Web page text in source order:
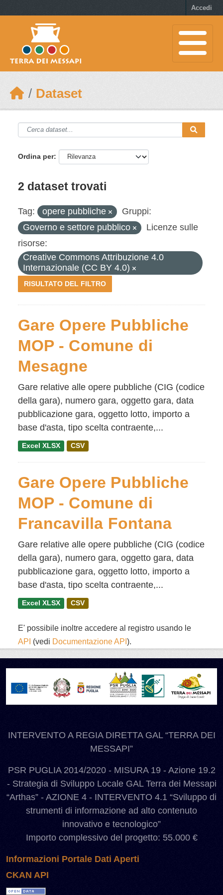
Accedi
Dataset
Ordina per
2 dataset trovati
Tag: opere pubbliche
Gruppi:
Governo e settore pubblico
Licenze sulle
risorse:
Creative Commons Attribuzione 4.0
Internazionale (CC BY 4.0)
RISULTATO DEL FILTRO
Gare Opere Pubbliche
MOP - Comune di
Mesagne
Gare relative alle opere pubbliche (CIG (codice
della gara), numero gara, oggetto gara, data
pubblicazione gara, oggetto lotto, importo a
base d'asta, tipo scelta contraente,...
Excel XLSX CSV
Gare Opere Pubbliche
MOP - Comune di
Francavilla Fontana
Gare relative alle opere pubbliche (CIG (codice
della gara), numero gara, oggetto gara, data
pubblicazione gara, oggetto lotto, importo a
base d'asta, tipo scelta contraente,...
Excel XLSX CSV
E' possibile inoltre accedere al registro usando le
API (vedi Documentazione API ).
INTERVENTO A REGIA DIRETTA GAL “TERRA DEI
MESSAPI”
PSR PUGLIA 2014/2020 - MISURA 19 - Azione 19.2
- Strategia di Sviluppo Locale GAL Terra dei Messapi
“Arthas” - AZIONE 4 - INTERVENTO 4.1 “Sviluppo di
strumenti di informazione ad alto contenuto
innovativo e tecnologico”
Importo complessivo del progetto: 55.000 €
Informazioni Portale Dati Aperti
CKAN API